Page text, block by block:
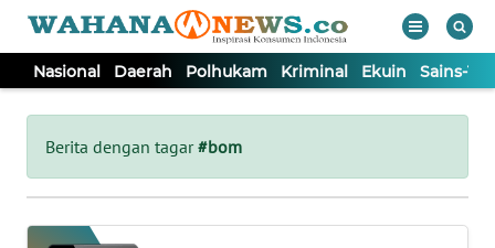
Nasional Daerah Polhukam Kriminal Ekuin Sains-
Berita dengan tagar#bom
Tutup
NASIONAL